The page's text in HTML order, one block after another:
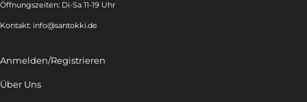
Öffnungszeiten: Di-Sa 11-19 Uhr
Kontakt: info@santokki.de
Anmelden/Registrieren
Über Uns